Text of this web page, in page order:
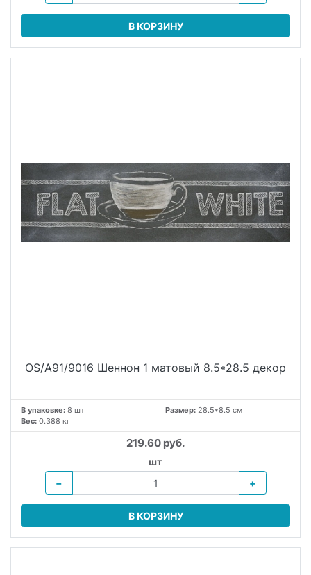
В КОРЗИНУ
OS/A91/9016 Шеннон 1 матовый 8.5*28.5 декор
В упаковке: 8 шт Размер: 28.5*8.5 см
Вес: 0.388 кг
219.60 руб.
шт
−
+
В КОРЗИНУ